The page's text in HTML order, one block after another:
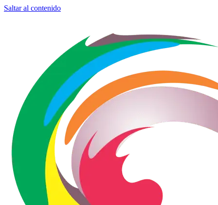
Saltar al contenido